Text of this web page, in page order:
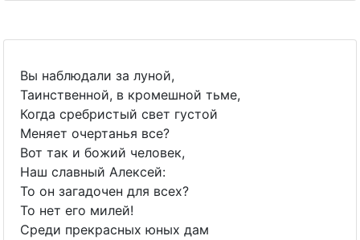
Вы наблюдали за луной,
Таинственной, в кромешной тьме,
Когда сребристый свет густой
Меняет очертанья все?
Вот так и божий человек,
Наш славный Алексей:
То он загадочен для всех?
То нет его милей!
Среди прекрасных юных дам